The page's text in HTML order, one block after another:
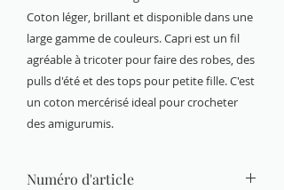
Coton léger, brillant et disponible dans une
large gamme de couleurs. Capri est un fil
agréable à tricoter pour faire des robes, des
pulls d'été et des tops pour petite fille. C'est
un coton mercérisé ideal pour crocheter
des amigurumis.
Numéro d'article